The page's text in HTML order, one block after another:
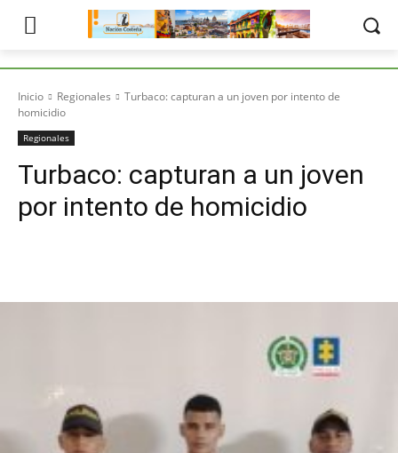
Inicio Regionales
Turbaco: capturan a un joven por intento de
homicidio
Regionales
Turbaco: capturan a un joven
por intento de homicidio